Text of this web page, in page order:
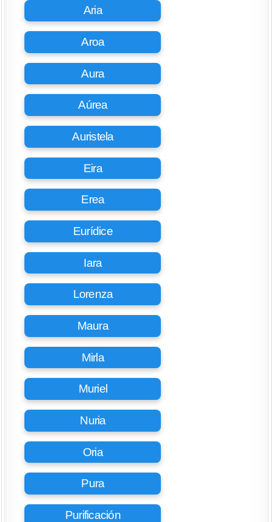
Aria
Aroa
Aura
Aúrea
Auristela
Eira
Erea
Eurídice
Iara
Lorenza
Maura
Mirla
Muriel
Nuria
Oria
Pura
Purificación